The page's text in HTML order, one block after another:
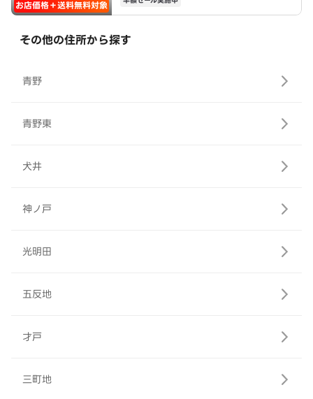
お店価格＋送料無料対象
その他の住所から探す
青野
青野東
犬井
神ノ戸
光明田
五反地
才戸
三町地